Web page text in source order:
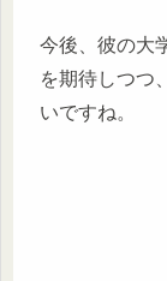
今後、彼の大
を期待しつつ
いですね。